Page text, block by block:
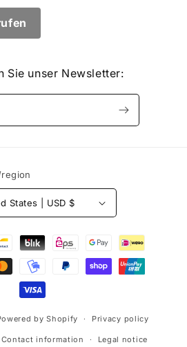
Sie unser Newsletter:
United States | USD $
by Shopify Privacy policy
Contact information Legal notice